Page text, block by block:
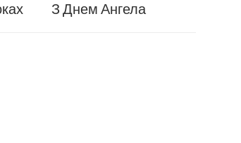
З Днем Ангела